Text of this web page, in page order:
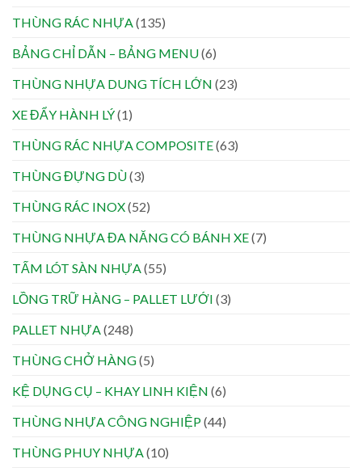
THÙNG RÁC NHỰA (135)
BẢNG CHỈ DẪN – BẢNG MENU(6)
THÙNG NHỰA DUNG TÍCH LỚN (23)
XE ĐẨY HÀNH LÝ(1)
THÙNG RÁC NHỰA COMPOSITE(63)
THÙNG ĐỰNG DÙ(3)
THÙNG RÁC INOX(52)
THÙNG NHỰA ĐA NĂNG CÓ BÁNH XE(7)
TẤM LÓT SÀN NHỰA (55)
LỒNG TRỮ HÀNG – PALLET LƯỚI (3)
PALLET NHỰA (248)
THÙNG CHỞ HÀNG(5)
KỆ DỤNG CỤ – KHAY LINH KIỆN (6)
THÙNG NHỰA CÔNG NGHIỆP(44)
THÙNG PHUY NHỰA (10)